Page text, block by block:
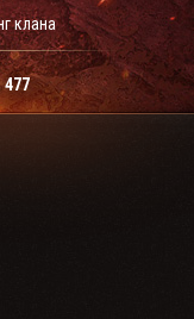
клана
477